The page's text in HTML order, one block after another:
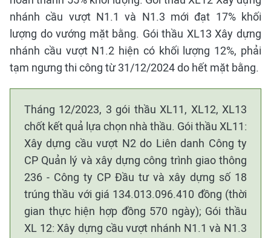
nhánh cầu vượt N1.1 và N1.3 mới đạt 17% khối
lượng do vướng mặt bằng. Gói thầu XL13 Xây dựng
nhánh cầu vượt N1.2 hiện có khối lượng 12%, phải
tạm ngưng thi công từ 31/12/2024 do hết mặt bằng.
Tháng 12/2023, 3 gói thầu XL11, XL12, XL13
chốt kết quả lựa chọn nhà thầu. Gói thầu XL11:
Xây dựng cầu vượt N2 do Liên danh Công ty
CP Quản lý và xây dựng công trình giao thông
236 - Công ty CP Đầu tư và xây dựng số 18
trúng thầu với giá 134.013.096.410 đồng (thời
gian thực hiện hợp đồng 570 ngày); Gói thầu
XL 12: Xây dựng cầu vượt nhánh N1.1 và N1.3